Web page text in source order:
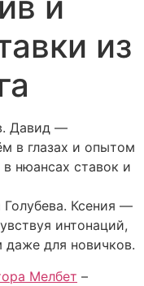
из
. Давид —
в глазах и опытом
нюансах ставок и
Голубева. Ксения —
интонаций,
для новичков.
Мелбет –